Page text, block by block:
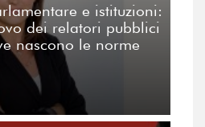
e istituzioni:
dei relatori pubblici
nascono le norme